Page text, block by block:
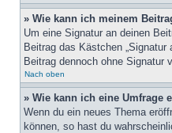
» Wie kann ich meinem
Um eine Signatur an deinen
Beitrag das Kästchen
Beitrag dennoch ohne Signatur
Nach oben
» Wie kann ich eine Umfrage
Wenn du ein neues Thema
können, so hast du